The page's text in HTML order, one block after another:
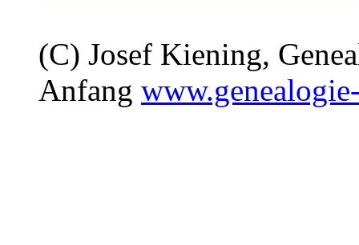
(C) Josef Kiening,
Anfang